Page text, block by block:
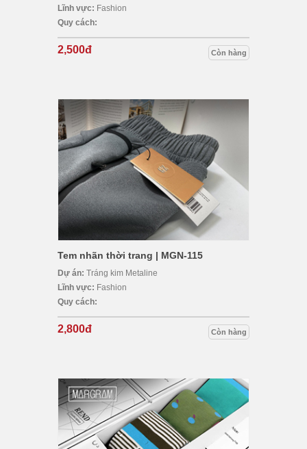
Lĩnh vực: Fashion
Quy cách:
2,500đ Còn hàng
Tem nhãn thời trang | MGN-115
Dự án: Tráng kim Metaline
Lĩnh vực: Fashion
Quy cách:
2,800đ Còn hàng